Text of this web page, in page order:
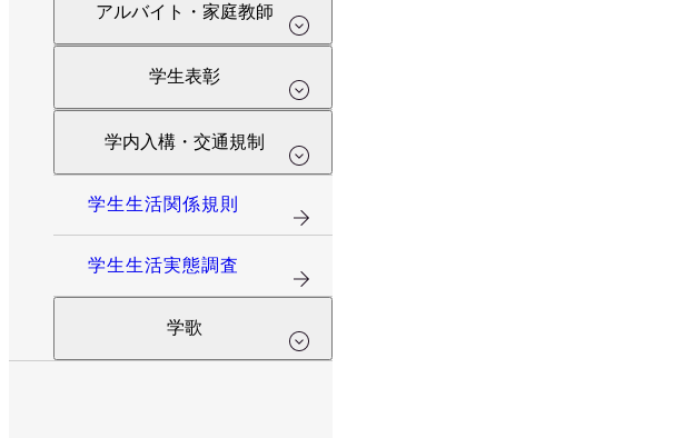
アルバイト・家庭教師
学生表彰
学内入構・交通規制
学生生活関係規則
学生生活実態調査
学歌